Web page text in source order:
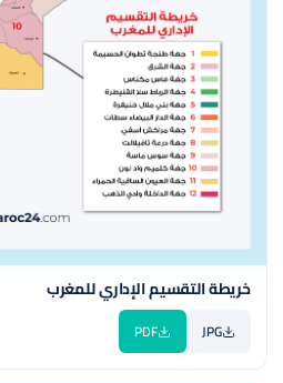
خريطة التقسيم الإداري للمغرب
JPG
PDF